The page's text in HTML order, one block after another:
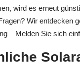
wird es erneut
Wir entdecken
– Melden Sie sich